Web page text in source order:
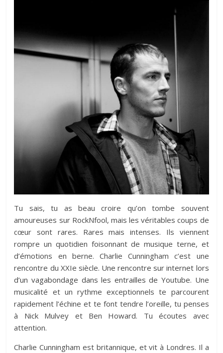
Tu sais, tu as beau croire qu’on tombe souvent
amoureuses sur RockNfool, mais les véritables coups de
cœur sont rares. Rares mais intenses. Ils viennent
rompre un quotidien foisonnant de musique terne, et
d’émotions en berne. Charlie Cunningham c’est une
rencontre du XXIe siècle. Une rencontre sur internet lors
d’un vagabondage dans les entrailles de Youtube. Une
musicalité et un rythme exceptionnels te parcourent
rapidement l’échine et te font tendre l’oreille, tu penses
à Nick Mulvey et Ben Howard. Tu écoutes avec
attention.
Charlie Cunningham est britannique, et vit à Londres. Il a